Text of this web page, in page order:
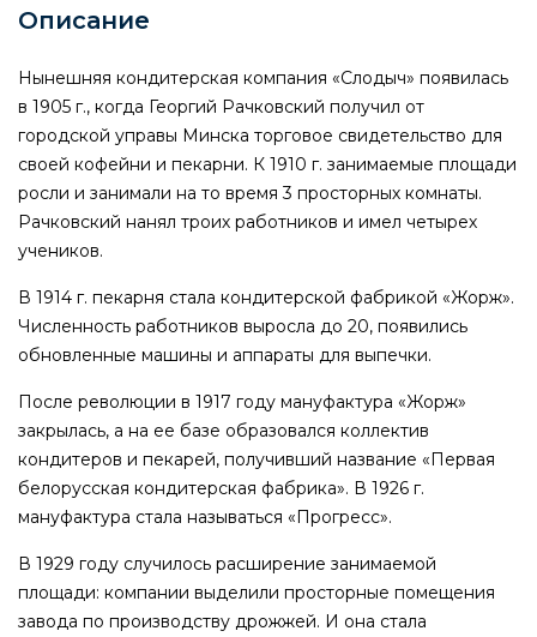
Описание
Нынешняя кондитерская компания «Слодыч» появилась
в 1905 г., когда Георгий Рачковский получил от
городской управы Минска торговое свидетельство для
своей кофейни и пекарни. К 1910 г. занимаемые площади
росли и занимали на то время 3 просторных комнаты.
Рачковский нанял троих работников и имел четырех
учеников.
В 1914 г. пекарня стала кондитерской фабрикой «Жорж».
Численность работников выросла до 20, появились
обновленные машины и аппараты для выпечки.
После революции в 1917 году мануфактура «Жорж»
закрылась, а на ее базе образовался коллектив
кондитеров и пекарей, получивший название «Первая
белорусская кондитерская фабрика». В 1926 г.
мануфактура стала называться «Прогресс».
В 1929 году случилось расширение занимаемой
площади: компании выделили просторные помещения
завода по производству дрожжей. И она стала